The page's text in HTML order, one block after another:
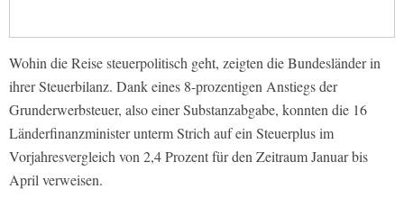
Wohin die Reise steuerpolitisch geht, zeigten die Bundesländer in
ihrer Steuerbilanz. Dank eines 8-prozentigen Anstiegs der
Grunderwerbsteuer, also einer Substanzabgabe, konnten die 16
Länderfinanzminister unterm Strich auf ein Steuerplus im
Vorjahresvergleich von 2,4 Prozent für den Zeitraum Januar bis
April verweisen.